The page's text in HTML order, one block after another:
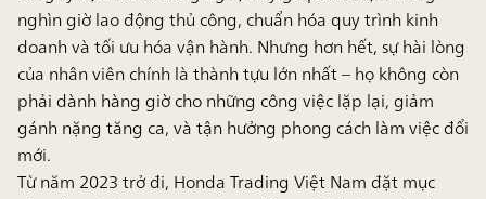
nghìn giờ lao động thủ công, chuẩn hóa quy trình kinh
doanh và tối ưu hóa vận hành. Nhưng hơn hết,sự hài lòng
của nhân viên chính là thành tựu lớn nhất– họ không còn
phải dành hàng giờ cho những công việc lặp lại, giảm
gánh nặng tăng ca, và tận hưởng phong cách làm việc đổi
mới.
Từ năm 2023 trở đi, Honda Trading Việt Nam đặt mục